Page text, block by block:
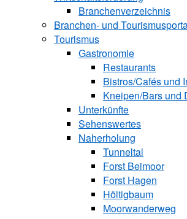
Branchenverzeichnis
Branchen- und
Tourismus
Gastronomie
Restaurants
Bistros/Cafés und
Kneipen/Bars und
Unterkünfte
Sehenswertes
Naherholung
Tunneltal
Forst Beimoor
Forst Hagen
Höltigbaum
Moorwanderweg